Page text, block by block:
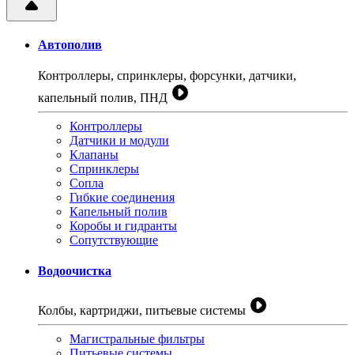
Автополив
Контроллеры, спринклеры, форсунки, датчики,
капельный полив, ПНД
Контроллеры
Датчики и модули
Клапаны
Спринклеры
Сопла
Гибкие соединения
Капельный полив
Коробы и гидранты
Сопутствующие
Водоочистка
Колбы, картриджи, питьевые системы
Магистральные фильтры